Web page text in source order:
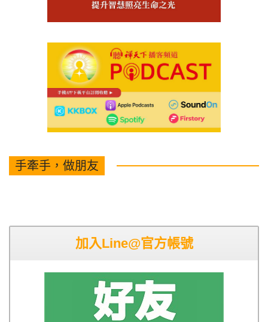
手牽手，做朋友
加入Line@官方帳號